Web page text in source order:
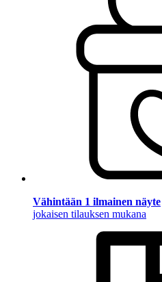
Vähintään 1 ilmainen näyte
jokaisen tilauksen mukana